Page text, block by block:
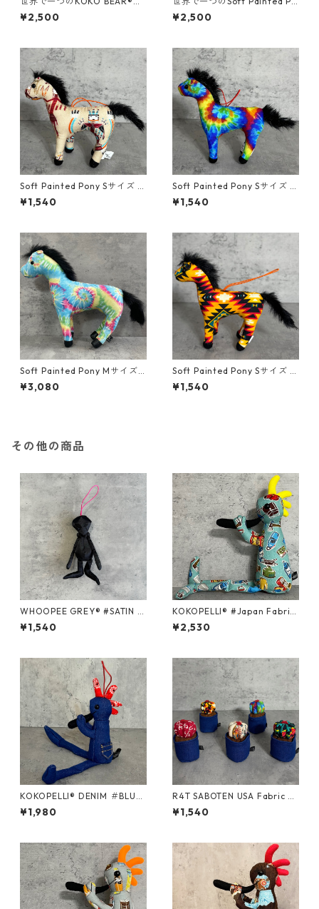
（ココベアー）/Mサイズ
¥2,500
ny （ソフトペインテッドポニ
ー）/Mサイズ
¥2,500
Soft Painted Pony Sサイズ U
SA FABRIC＃56
¥1,540
Soft Painted Pony Sサイズ U
SA FABRIC＃81
¥1,540
Soft Painted Pony Mサイズ
USA FABRIC＃66
¥3,080
Soft Painted Pony Sサイズ U
SA FABRIC＃104
¥1,540
その他の商品
WHOOPEE GREY® #SATIN B
LACK/Sサイズ
¥1,540
KOKOPELLI® #Japan Fabric
series ＃067/Mサイズ
¥2,530
KOKOPELLI® DENIM ＃BLUE/
Sサイズ
¥1,980
R4T SABOTEN USA Fabric R
ound/ Sサイズ
¥1,540